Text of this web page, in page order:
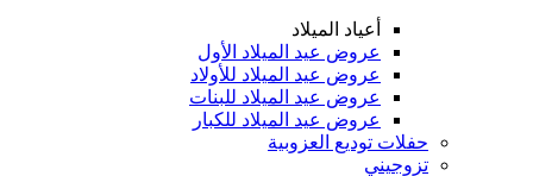
أعياد الميلاد
عروض عيد الميلاد الأول
عروض عيد الميلاد للأولاد
عروض عيد الميلاد للبنات
عروض عيد الميلاد للكبار
حفلات توديع العزوبية
تزوجيني